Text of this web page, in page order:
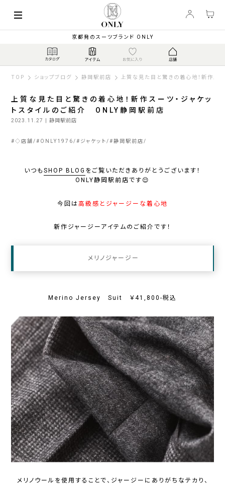
京都発のスーツブランド ONLY
TOP ショップブログ 静岡駅前店 上質な見た目と驚きの着心地！新作ス
上質な見た目と驚きの着心地！新作スーツ・ジャケッ
トスタイルのご紹介 ONLY静岡駅前店
2023.11.27 | 静岡駅前店
#◇店舗 # ONLY1976 # ジャケット #静岡駅前店
いつも SHOP BLOG をご覧いただきありがとうございます！
ONLY静岡駅前店です😌
今回は高級感とジャージーな着心地
新作ジャージーアイテムのご紹介です！
メリノジャージー
Merino Jersey Suit ￥41,800-税込
メリノウールを使用することで、ジャージーにありがちなテカり、